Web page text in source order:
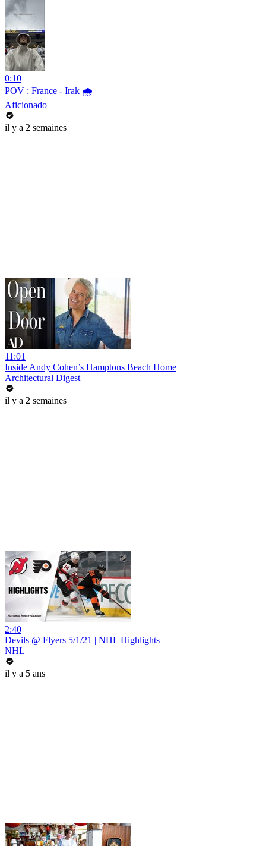
0:10
POV : France - Irak 🌧️
Aficionado
il y a 2 semaines
11:01
Inside Andy Cohen’s Hamptons Beach Home
Architectural Digest
il y a 2 semaines
2:40
Devils @ Flyers 5/1/21 | NHL Highlights
NHL
il y a 5 ans